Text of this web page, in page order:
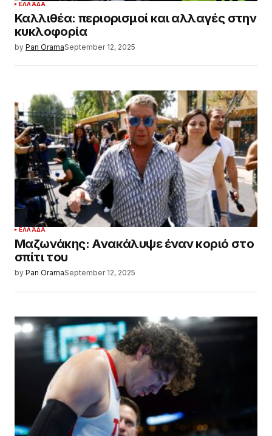
ΕΛΛΆΔΑ
Καλλιθέα: περιορισμοί και αλλαγές στην
κυκλοφορία
by Pan OramaSeptember 12, 2025
ΕΛΛΆΔΑ
Μαζωνάκης: Ανακάλυψε έναν κοριό στο
σπίτι του
by Pan OramaSeptember 12, 2025